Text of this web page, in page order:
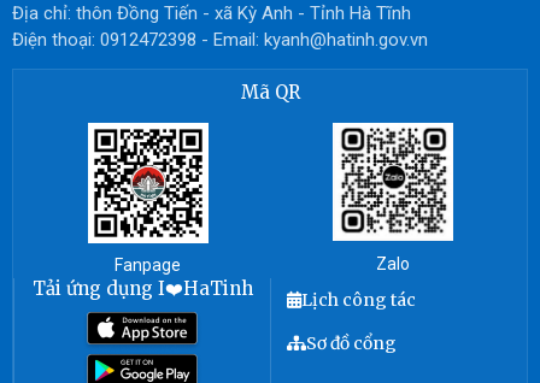
Địa chỉ: thôn Đồng Tiến - xã Kỳ Anh - Tỉnh Hà Tĩnh
Điện thoại: 0912472398 - Email: kyanh@hatinh.gov.vn
Mã QR
Fanpage Zalo
Tải ứng dụng I❤️HaTinh
Lịch công tác
Sơ đồ cổng